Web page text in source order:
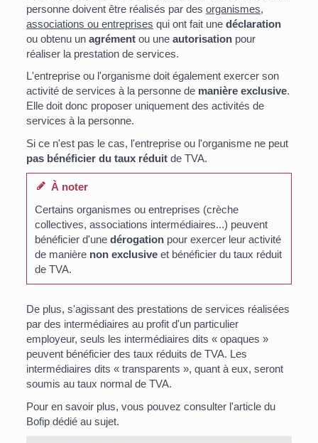
personne doivent être réalisés par des organismes,
associations ou entreprises qui ont fait une déclaration
ou obtenu un agrémentou une autorisationpour
réaliser la prestation de services.
L'entreprise ou l'organisme doit également exercer son
activité de services à la personne de manière exclusive.
Elle doit donc proposer uniquement des activités de
services à la personne.
Si ce n'est pas le cas, l'entreprise ou l'organisme ne peut
pas bénéficier du taux réduit de TVA.
À noter
Certains organismes ou entreprises (crèche
collectives, associations intermédiaires...) peuvent
bénéficier d'une dérogation pour exercer leur activité
de manière non exclusive et bénéficier du taux réduit
de TVA.
De plus, s'agissant des prestations de services réalisées
par des intermédiaires au profit d'un particulier
employeur, seuls les intermédiaires dits « opaques »
peuvent bénéficier des taux réduits de TVA. Les
intermédiaires dits « transparents », quant à eux, seront
soumis au taux normal de TVA.
Pour en savoir plus, vous pouvez consulter l'article du
Bofip dédié au sujet.